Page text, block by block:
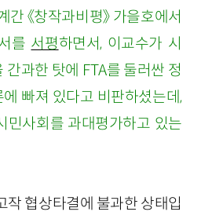
《창작과비평》 가을호에서
를 서평하면서, 이교수가 시
간과한 탓에 FTA를 둘러싼 정
빠져 있다고 비판하셨는데,
민사회를 과대평가하고 있는
작 협상타결에 불과한 상태입